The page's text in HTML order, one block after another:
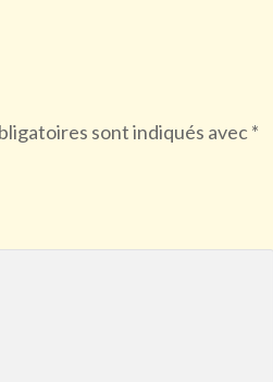
sont indiqués avec*